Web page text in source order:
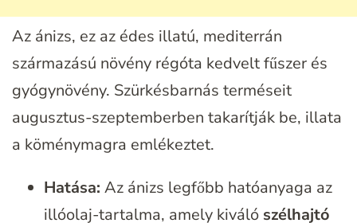
Az ánizs, ez az édes illatú, mediterrán
származású növény régóta kedvelt fűszer és
gyógynövény. Szürkésbarnás terméseit
augusztus-szeptemberben takarítják be, illata
a köménymagra emlékeztet.
Hatása: Az ánizs legfőbb hatóanyaga az
illóolaj-tartalma, amely kiváló szélhajtó